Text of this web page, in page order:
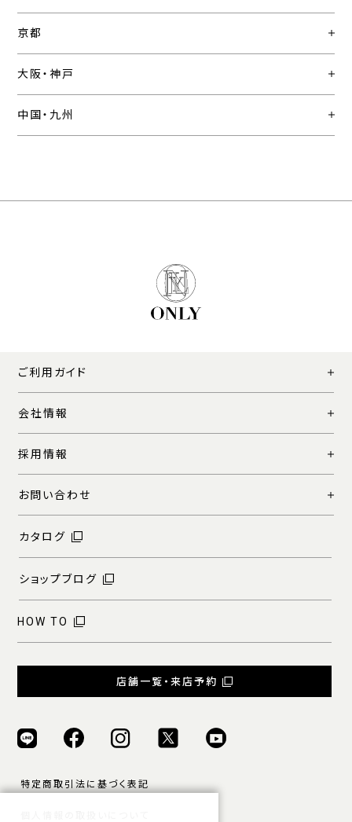
京都
大阪・神戸
中国・九州
ご利用ガイド
会社情報
採用情報
お問い合わせ
カタログ
ショップブログ
HOW TO
店舗一覧・来店予約
特定商取引法に基づく表記